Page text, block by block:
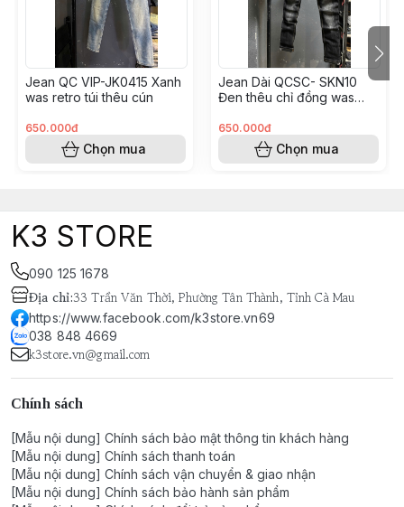
Jean QC VIP-JK0415 Xanh
was retro túi thêu cún
650.000đ
Chọn mua
Jean Dài QCSC- SKN10
Đen thêu chỉ đồng was
650.000đ
Chọn mua
K3 STORE
090 125 1678
Địa chỉ:33 Trần Văn Thời, Phường Tân Thành, Tỉnh Cà Mau
https://www.facebook.com/k3store.vn69
038 848 4669
k3store.vn@gmail.com
Chính sách
[Mẫu nội dung] Chính sách bảo mật thông tin khách hàng
[Mẫu nội dung] Chính sách thanh toán
[Mẫu nội dung] Chính sách vận chuyển & giao nhận
[Mẫu nội dung] Chính sách bảo hành sản phẩm